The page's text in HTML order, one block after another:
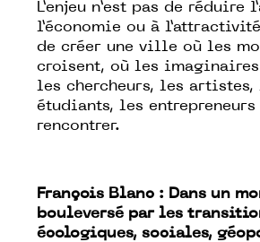
L’enjeu n’est pas de réduire
l’économie ou à
de créer une ville où les
croisent, où les
les chercheurs, les artistes,
étudiants, les entrepreneurs
rencontrer.
François Blanc : Dans un
bouleversé par les
écologiques, sociales,